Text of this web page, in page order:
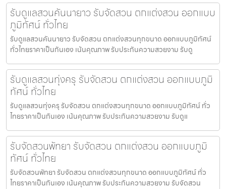
รับดูแลสวนคันนายาว รับจัดสวน ตกแต่งสวน ออกแบบ
ภูมิทัศน์ ทั่วไทย
รับดูแลสวนคันนายาว รับจัดสวน ตกแต่งสวนทุกขนาด ออกแบบภูมิทัศน์
ทั่วไทยราคาเป็นกันเอง เน้นคุณภาพ รับประกันความสวยงาม รับดู
รับดูแลสวนทุ่งครุ รับจัดสวน ตกแต่งสวน ออกแบบภูมิ
ทัศน์ ทั่วไทย
รับดูแลสวนทุ่งครุ รับจัดสวน ตกแต่งสวนทุกขนาด ออกแบบภูมิทัศน์ ทั่ว
ไทยราคาเป็นกันเอง เน้นคุณภาพ รับประกันความสวยงาม รับดูแ
รับจัดสวนพัทยา รับจัดสวน ตกแต่งสวน ออกแบบภูมิ
ทัศน์ ทั่วไทย
รับจัดสวนพัทยา รับจัดสวน ตกแต่งสวนทุกขนาด ออกแบบภูมิทัศน์ ทั่ว
ไทยราคาเป็นกันเอง เน้นคุณภาพ รับประกันความสวยงาม รับจัดสวน